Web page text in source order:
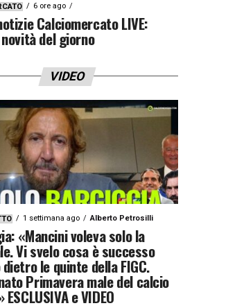
6 ore ago
Calciomercato LIVE:
del giorno
VIDEO
1 settimana ago Alberto Petrosilli
«Mancini voleva solo la
Vi svelo cosa è successo
le quinte della FIGC.
Primavera male del calcio
e VIDEO